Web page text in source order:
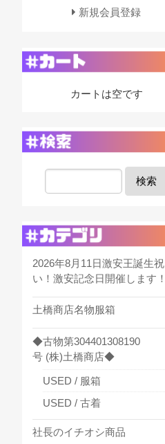
新規会員登録
カートは空です
検索
2026年8月11日激安王誕生祝
い！激安記念日開催します！
土橋商店名物服箱
◆古物第304401308190
号 (株)土橋商店◆
USED / 服箱
USED / 古着
社長のイチオシ商品